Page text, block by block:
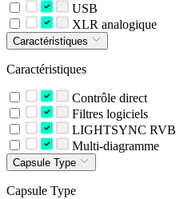
USB
XLR analogique
Caractéristiques
Caractéristiques
Contrôle direct
Filtres logiciels
LIGHTSYNC RVB
Multi-diagramme
Capsule Type
Capsule Type